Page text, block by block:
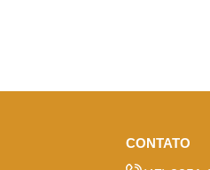
CONTATO